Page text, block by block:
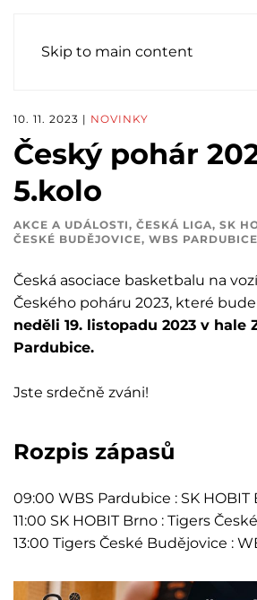
Skip to main content
10. 11. 2023 | NOVINKY
Český pohár
5.kolo
AKCE A UDÁLOSTI, ČESKÁ LIGA, SK
ČESKÉ BUDĚJOVICE, WBS PARDUBICE
Česká asociace basketbalu na
Českého poháru 2023, které
neděli 19. listopadu 2023 v hale
Pardubice.
Jste srdečně zváni!
Rozpis zápasů
09:00 WBS Pardubice : SK HOBIT
11:00 SK HOBIT Brno : Tigers
13:00 Tigers České Budějovice :